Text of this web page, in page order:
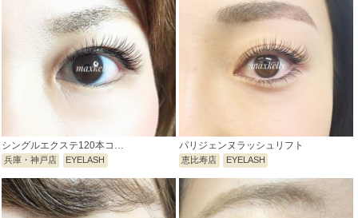
シングルエクステ120本コ…
兵庫・神戸店 EYELASH
パリジェンヌラッシュリフト
恵比寿店 EYELASH